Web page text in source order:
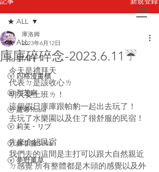
お問い合わせ
★ ALL
☆ STAFF
ⓥ 四格漫畫櫃
ⓥ 烈芝麻
ⓥ 蘿希Rosie
ⓥ 莉芙・リブ
ⓥ 蘇菲蕥Sofia
ⓥ 夢野薰草
★ ALL
庫庫碎碎念-2023.6.11☔️
庫洛姆
2023年6月12日
今天是禮拜天
代表ㄉ是該收心ㄌ
明天要上班ㄌ！
這個假日庫庫跟帕豹一起出去玩了！
去玩了水樂園以及住了很舒服的民宿！
先來介紹民宿
我們去的這間是主打可以跟大自然親近
ㄉ感覺 所有整體都是木頭的感覺以及外